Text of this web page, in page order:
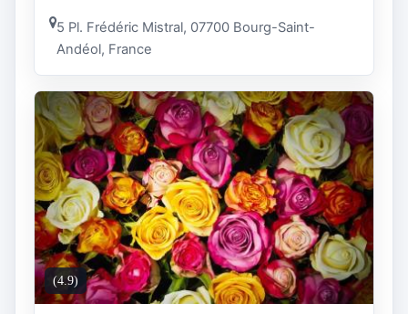
5 Pl. Frédéric Mistral, 07700 Bourg-Saint-
Andéol, France
(4.9)